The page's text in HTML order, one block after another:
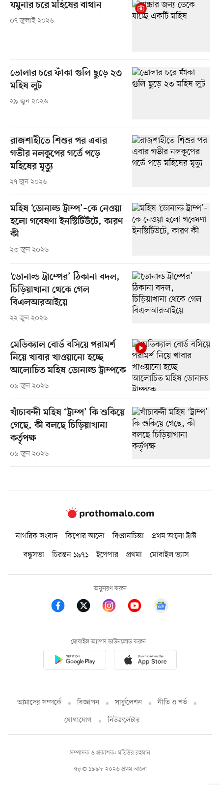
যমুনার চরে মহিষের বাথান
০৭ জুলাই ২০২৬
ভোলার চরে ফাঁকা গুলি ছুড়ে ২৩
মহিষ লুট
২৯ জুন ২০২৬
রাজশাহীতে শিশুর পর এবার
গভীর নলকূপের গর্তে পড়ে
মহিষের মৃত্যু
২৭ জুন ২০২৬
মহিষ ‘ডোনাল্ড ট্রাম্প’–কে নেওয়া
হলো গবেষণা ইনস্টিটিউটে, কারণ
কী
২৩ জুন ২০২৬
‘ডোনাল্ড ট্রাম্পের’ ঠিকানা বদল,
চিড়িয়াখানা থেকে গেল
বিএলআরআইয়ে
২২ জুন ২০২৬
মেডিক্যাল বোর্ড বসিয়ে পরামর্শ
নিয়ে খাবার খাওয়ানো হচ্ছে
আলোচিত মহিষ ডোনাল্ড ট্রাম্পকে
০৯ জুন ২০২৬
খাঁচাবন্দী মহিষ ‘ট্রাম্প’ কি শুকিয়ে
গেছে, কী বলছে চিড়িয়াখানা
কর্তৃপক্ষ
০৯ জুন ২০২৬
নাগরিক সংবাদ কিশোর আলো বিজ্ঞানচিন্তা
প্রথম আলো ট্রাস্ট
বন্ধুসভা
চিরন্তন ১৯৭১ ইপেপার প্রথমা মোবাইল ভ্যাস
অনুসরণ করুন
মোবাইল অ্যাপস ডাউনলোড করুন
আমাদের সম্পর্কে বিজ্ঞাপন সার্কুলেশন
নীতি ও শর্ত
যোগাযোগ
নিউজলেটার
স্বত্ব © ১৯৯৮-২০২৬ প্রথম আলো
সম্পাদক ও প্রকাশক: মতিউর রহমান